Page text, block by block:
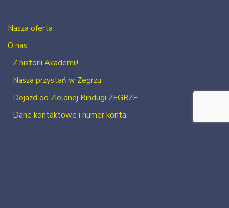
Nasza oferta
O nas
Z historii Akademii!
Nasza przystań w Zegrzu
Dojazd do Zielonej Bindugi ZEGRZE
Dane kontaktowe i numer konta.